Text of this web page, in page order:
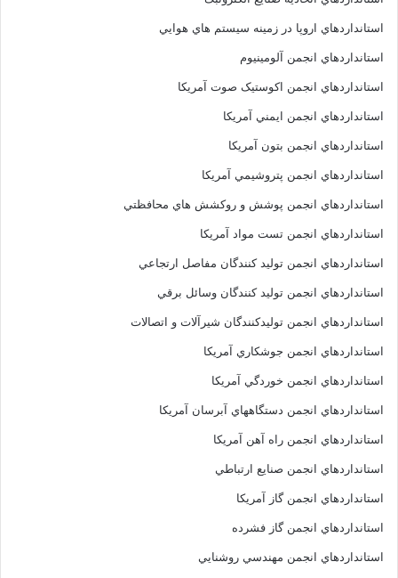
استانداردهاي اروپا در زمينه سيستم هاي هوايي
استانداردهاي انجمن آلومينيوم
استانداردهاي انجمن اکوستيک صوت آمريکا
استانداردهاي انجمن ايمني آمريکا
استانداردهاي انجمن بتون آمريکا
استانداردهاي انجمن پتروشيمي آمريکا
استانداردهاي انجمن پوشش و روکشش هاي محافظتي
استانداردهاي انجمن تست مواد آمريکا
استانداردهاي انجمن توليد کنندگان مفاصل ارتجاعي
استانداردهاي انجمن توليد کنندگان وسائل برقي
استانداردهاي انجمن توليدکنندگان شيرآلات و اتصالات
استانداردهاي انجمن جوشکاري آمريکا
استانداردهاي انجمن خوردگي آمريکا
استانداردهاي انجمن دستگاههاي آبرسان آمريکا
استانداردهاي انجمن راه آهن آمريکا
استانداردهاي انجمن صنايع ارتباطي
استانداردهاي انجمن گاز آمريکا
استانداردهاي انجمن گاز فشرده
استانداردهاي انجمن مهندسي روشنايي